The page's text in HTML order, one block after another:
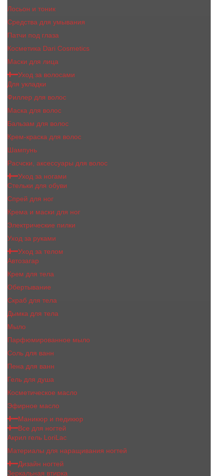
Лосьон и тоник
Средства для умывания
Патчи под глаза
Косметика Dari Cosmetics
Маски для лица
Уход за волосами
Для укладки
Филлер для волос
Маска для волос
Бальзам для волос
Крем-краска для волос
Шампунь
Расчски, аксессуары для волос
Уход за ногами
Стельки для обуви
Спрей для ног
Крема и маски для ног
Электрические пилки
Уход за руками
Уход за телом
Автозагар
Крем для тела
Обертывание
Скраб для тела
Дымка для тела
Мыло
Парфюмированное мыло
Соль для ванн
Пена для ванн
Гель для душа
Косметическое масло
Эфирное масло
Маникюр и педикюр
Все для ногтей
Акрил гель LoriLac
Материалы для наращивания ногтей
Дизайн ногтей
Зеркальная втирка